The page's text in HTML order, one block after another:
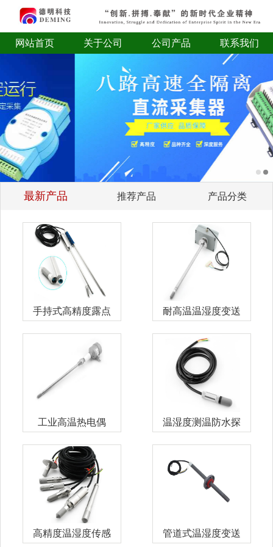
网站首页 关于公司 公司产品 联系我们
最新产品 推荐产品 产品分类
手持式高精度露点
耐高温温湿度变送
工业高温热电偶
温湿度测温防水探
高精度温湿度传感
管道式温湿度变送